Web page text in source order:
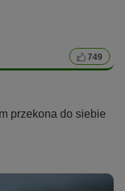
749
przekona do siebie